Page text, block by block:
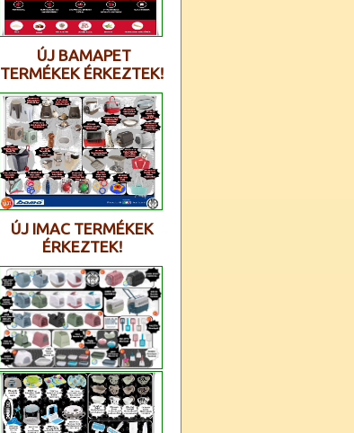
ÚJ BAMAPET
TERMÉKEK ÉRKEZTEK!
ÚJ IMAC TERMÉKEK
ÉRKEZTEK!